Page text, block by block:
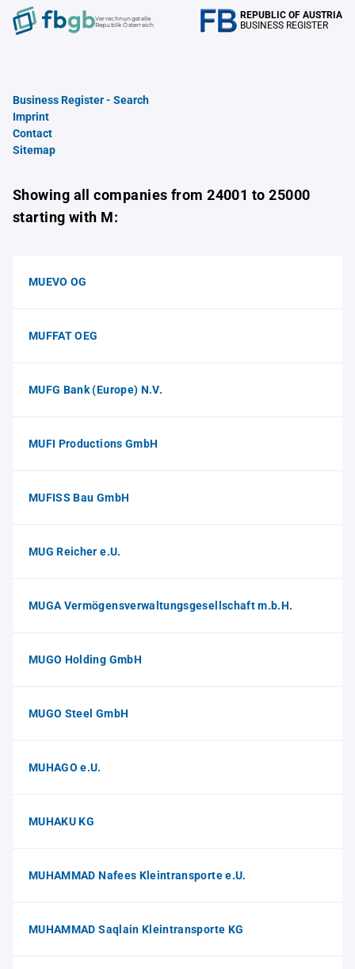
Verrechnungstelle
Republik Österreich
REPUBLIC OF AUSTRIA
BUSINESS REGISTER
Business Register - Search
Imprint
Contact
Sitemap
Showing all companies from 24001 to 25000
starting with M:
MUEVO OG
MUFFAT OEG
MUFG Bank (Europe) N.V.
MUFI Productions GmbH
MUFISS Bau GmbH
MUG Reicher e.U.
MUGA Vermögensverwaltungsgesellschaft m.b.H.
MUGO Holding GmbH
MUGO Steel GmbH
MUHAGO e.U.
MUHAKU KG
MUHAMMAD Nafees Kleintransporte e.U.
MUHAMMAD Saqlain Kleintransporte KG